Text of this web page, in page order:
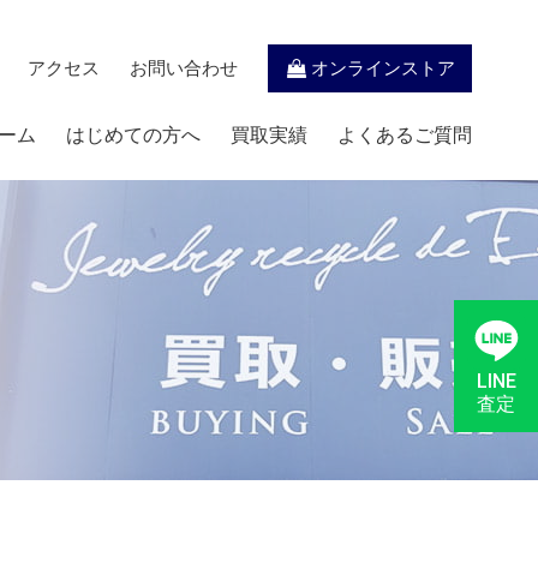
アクセス お問い合わせ オンラインストア
ム はじめての方へ 買取実績 よくあるご質問
LINE
査定